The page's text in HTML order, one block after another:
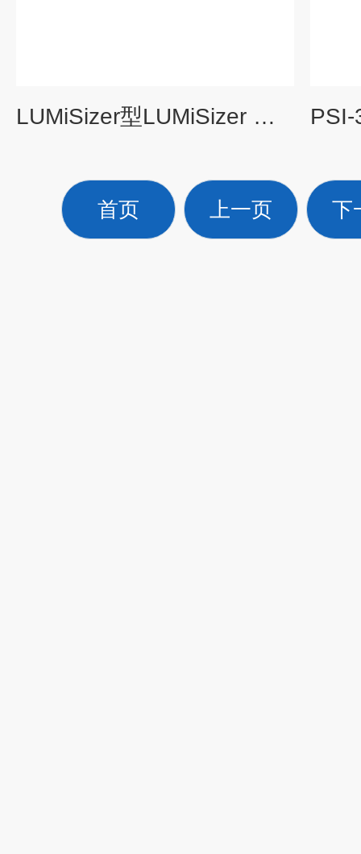
LUMiSizer型LUMiSizer 稳定性分析仪
首页 上一页 下